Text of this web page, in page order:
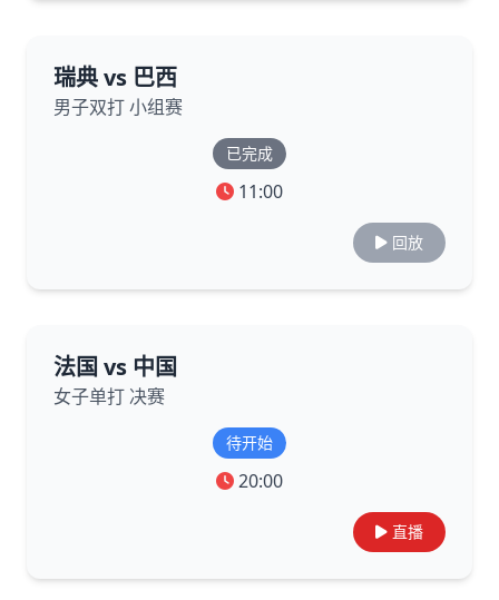
瑞典 vs 巴西
男子双打 小组赛
已完成
11:00
回放
法国 vs 中国
女子单打 决赛
待开始
20:00
直播